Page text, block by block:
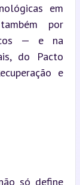
em
por
— e na
do Pacto
e
só define